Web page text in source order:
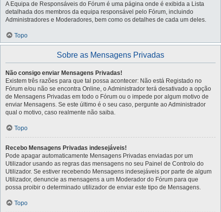
A Equipa de Responsáveis do Fórum é uma página onde é exibida a Lista
detalhada dos membros da equipa responsável pelo Fórum, incluindo
Administradores e Moderadores, bem como os detalhes de cada um deles.
Topo
Sobre as Mensagens Privadas
Não consigo enviar Mensagens Privadas!
Existem três razões para que tal possa acontecer: Não está Registado no
Fórum e/ou não se encontra Online, o Administrador terá desativado a opção
de Mensagens Privadas em todo o Fórum ou o impede por algum motivo de
enviar Mensagens. Se este último é o seu caso, pergunte ao Administrador
qual o motivo, caso realmente não saiba.
Topo
Recebo Mensagens Privadas indesejáveis!
Pode apagar automaticamente Mensagens Privadas enviadas por um
Utilizador usando as regras das mensagens no seu Painel de Controlo do
Utilizador. Se estiver recebendo Mensagens indesejáveis por parte de algum
Utilizador, denuncie as mensagens a um Moderador do Fórum para que
possa proibir o determinado utilizador de enviar este tipo de Mensagens.
Topo